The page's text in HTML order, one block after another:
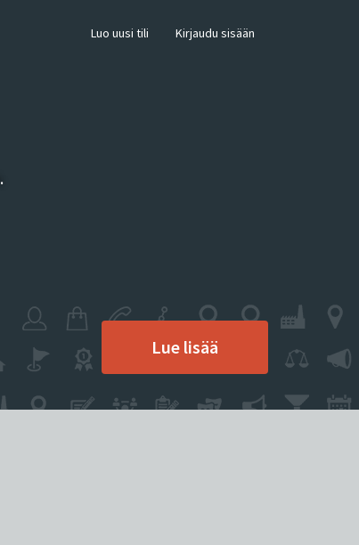
Luo uusi tili Kirjaudu sisään
Lue lisää